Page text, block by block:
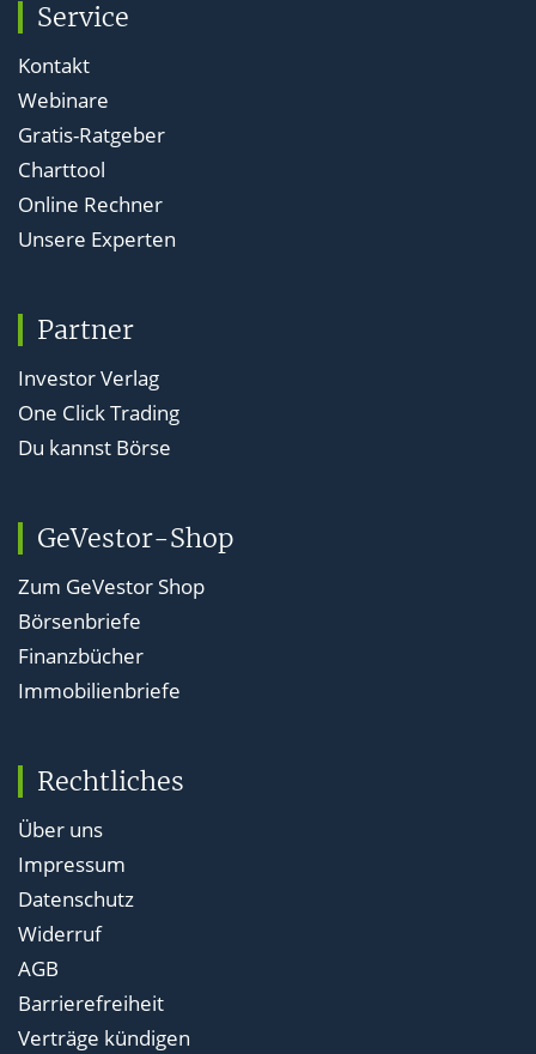
Service
Kontakt
Webinare
Gratis-Ratgeber
Charttool
Online Rechner
Unsere Experten
Partner
Investor Verlag
One Click Trading
Du kannst Börse
GeVestor-Shop
Zum GeVestor Shop
Börsenbriefe
Finanzbücher
Immobilienbriefe
Rechtliches
Über uns
Impressum
Datenschutz
Widerruf
AGB
Barrierefreiheit
Verträge kündigen